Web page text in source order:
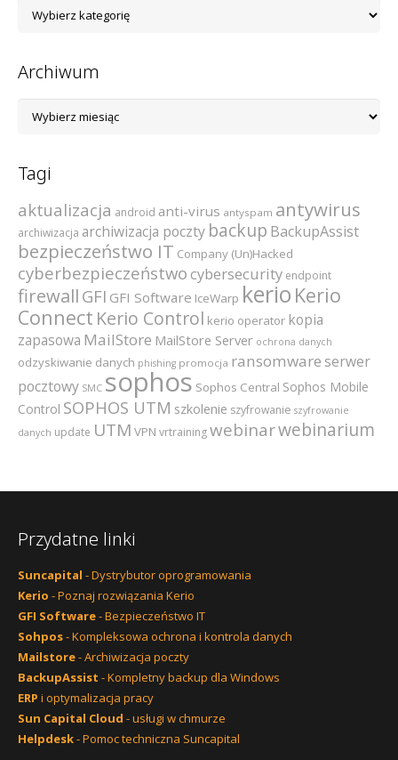
kategorii
Archiwum
Tagi
aktualizacja android anti-virus antyspam antywirus
archiwizacja archiwizacja poczty backup BackupAssist
bezpieczeństwo IT Company (Un)Hacked
cyberbezpieczeństwocybersecurity endpoint
firewall GFI GFI Software IceWarp kerio Kerio
Connect Kerio Control kerio operator kopia
zapasowa MailStore MailStore Server ochrona danych
odzyskiwanie danych phishing promocja ransomware serwer
pocztowy SMC sophos Sophos Central Sophos Mobile
Control SOPHOS UTM szkolenie szyfrowanie szyfrowanie
danych update UTM VPN vrtrainingwebinarwebinarium
Przydatne linki
Suncapital - Dystrybutor oprogramowania
Kerio - Poznaj rozwiązania Kerio
GFI Software- Bezpieczeństwo IT
Sohpos- Kompleksowa ochrona i kontrola danych
Mailstore- Archiwizacja poczty
BackupAssist - Kompletny backup dla Windows
ERP i optymalizacja pracy
Sun Capital Cloud - usługi w chmurze
Helpdesk- Pomoc techniczna Suncapital